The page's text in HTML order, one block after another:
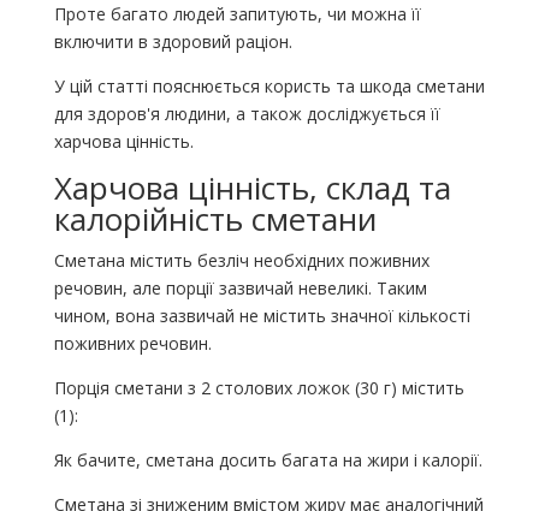
Проте багато людей запитують, чи можна її
включити в здоровий раціон.
У цій статті пояснюється користь та шкода сметани
для здоров'я людини, а також досліджується її
харчова цінність.
Харчова цінність, склад та
калорійність сметани
Сметана містить безліч необхідних поживних
речовин, але порції зазвичай невеликі. Таким
чином, вона зазвичай не містить значної кількості
поживних речовин.
Порція сметани з 2 столових ложок (30 г) містить
(1):
Як бачите, сметана досить багата на жири і калорії.
Сметана зі зниженим вмістом жиру має аналогічний